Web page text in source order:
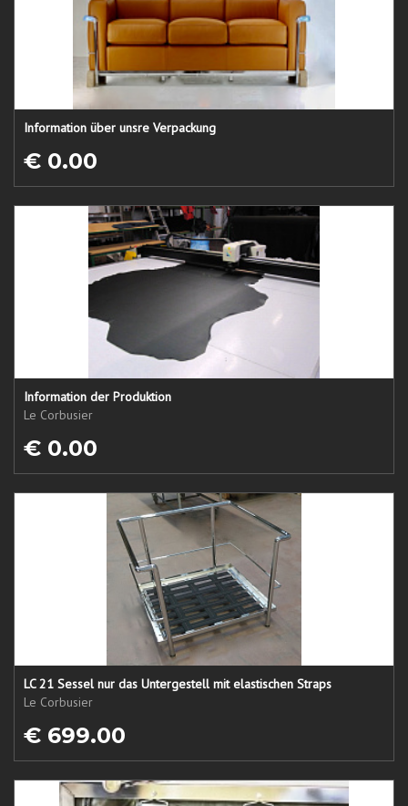
Information über unsre Verpackung
€ 0.00
Information der Produktion
Le Corbusier
€ 0.00
LC 21 Sessel nur das Untergestell mit elastischen Straps
Le Corbusier
€ 699.00